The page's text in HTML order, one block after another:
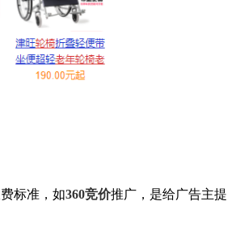
标准，如360竞价推广，是给广告主提